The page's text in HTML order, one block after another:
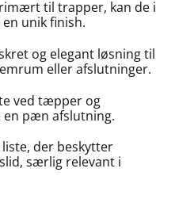
til trapper, kan de i
unik finish.
og elegant løsning til
eller afslutninger.
ved tæpper og
pæn afslutning.
der beskytter
særlig relevant i